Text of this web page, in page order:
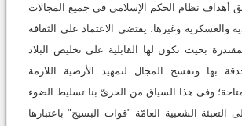
أهداف نظام الحکم الإسلامی فی جمیع المجالات
والعسکریة وغیرها، یقتضی الاعتماد على الثقافة
بحیث تکون لها القابلیة على تخلیص البلاد
بها وتفسح المجال لتمهید الأرضیة اللازمة
وفی هذا السیاق من الحریّ بنا تسلیط الضوء
الشعبیة العامّة "قوات البسیج" باعتبارها